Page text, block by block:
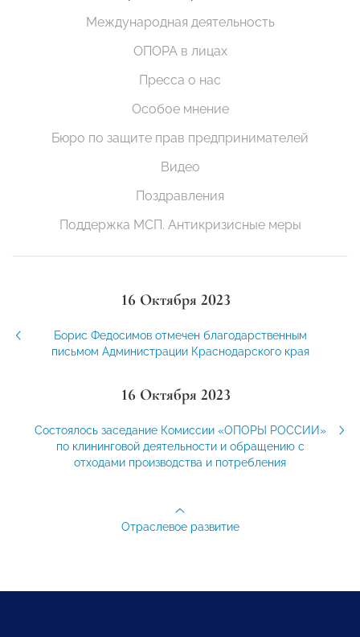
Международная деятельность
ОПОРА в лицах
Пресса о нас
Особое мнение
Бюро по защите прав предпринимателей
Видео
Поздравления
Поддержка МСП. Антикризисные меры
16 Октября 2023
Борис Федосимов отмечен благодарственным
письмом Администрации Краснодарского края
16 Октября 2023
Состоялось заседание Комиссии «ОПОРЫ РОССИИ»
по клининговой деятельности и обращению с
отходами производства и потребления
Отраслевое развитие